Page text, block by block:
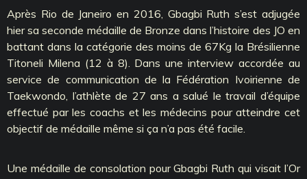
Après Rio de Janeiro en 2016, Gbagbi Ruth s’est adjugée
hier sa seconde médaille de Bronze dans l’histoire des JO en
battant dans la catégorie des moins de 67Kg la Brésilienne
Titoneli Milena (12 à 8). Dans une interview accordée au
service de communication de la Fédération Ivoirienne de
Taekwondo, l’athlète de 27 ans a salué le travail d’équipe
effectué par les coachs et les médecins pour atteindre cet
objectif de médaille même si ça n’a pas été facile.
Une médaille de consolation pour Gbagbi Ruth qui visait l’Or